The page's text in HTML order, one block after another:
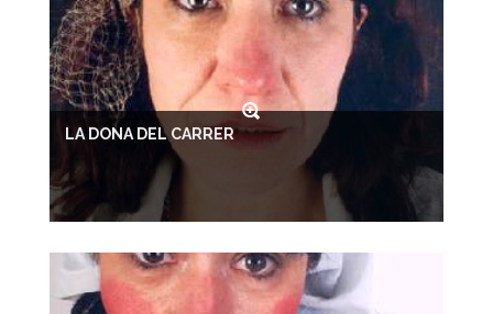
LA DONA DEL CARRER